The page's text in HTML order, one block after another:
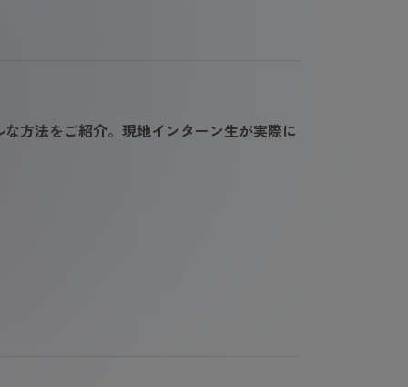
方法をご紹介。現地インターン生が実際に